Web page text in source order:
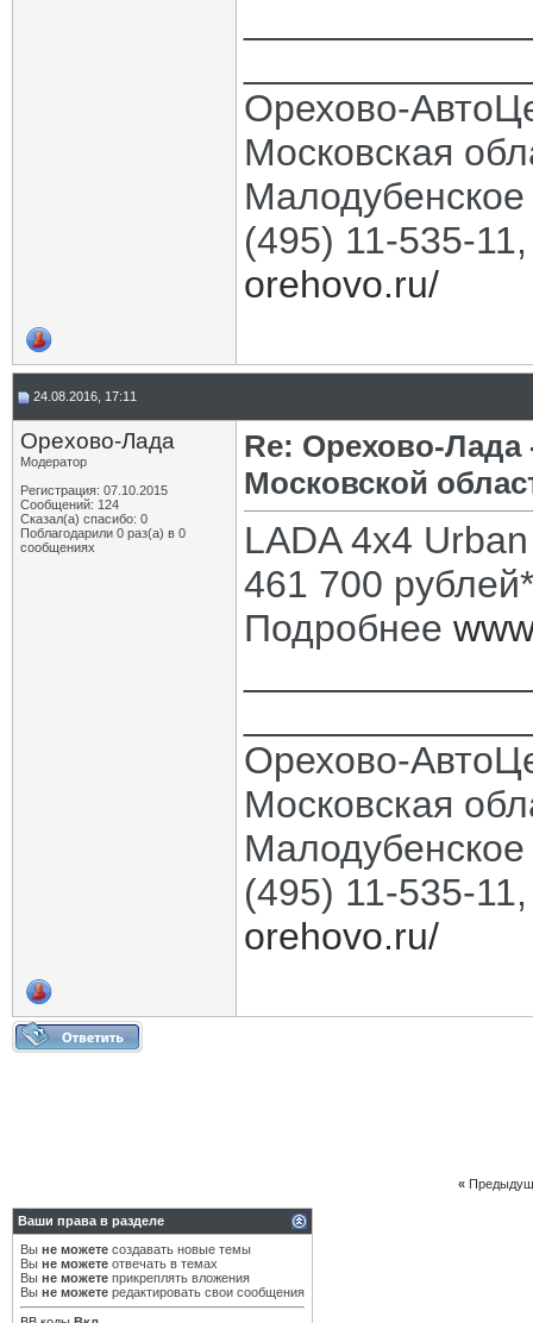
Орехово-
Московская
(495) 11-535-
orehovo.ru/
24.08.2016, 17:11
Орехово-Лада
Модератор
Регистрация: 07.10.2015
Сообщений: 124
Сказал(а) спасибо: 0
Поблагодарили 0 раз(а) в 0
сообщениях
Re: Орехово-
Московской
LADA 4x4
461 700 рублей*
Подробнее
Орехово-
Московская
(495) 11-535-
orehovo.ru/
«
Ваши права в разделе
Вы не можете создавать новые темы
Вы не можете отвечать в темах
Вы не можете прикреплять вложения
Вы не можете редактировать свои сообщения